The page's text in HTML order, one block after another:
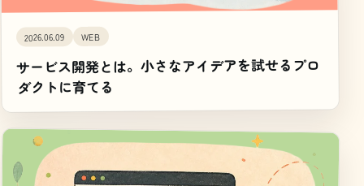
2026.06.09 WEB
サービス開発とは。小さなアイデアを試せるプロ
ダクトに育てる